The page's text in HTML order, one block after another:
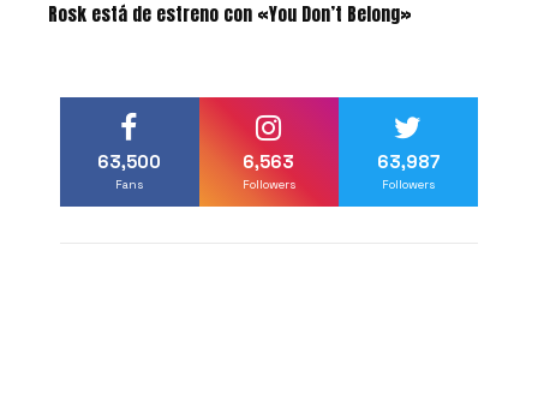
Rosk está de estreno con «You Don’t Belong»
63,500
Fans
6,563
Followers
63,987
Followers